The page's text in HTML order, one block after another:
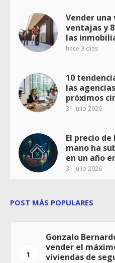
Vender una
ventajas y
las
hace 3 días
10
las
próximos
31 julio 2026
El precio
mano ha
en un año
31 julio 2026
POST MÁS POPULARES
1
Gonzalo
vender el
viviendas de